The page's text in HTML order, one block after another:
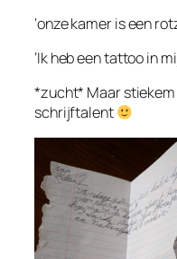
‘onze kamer is een
‘Ik heb een tattoo in
*zucht* Maar
schrijftalent